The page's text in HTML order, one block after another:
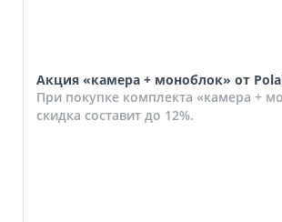
Акция «камера + моноблок» от
При покупке комплекта «камера +
скидка составит до 12%.